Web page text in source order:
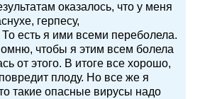
оказалось, что у меня
герпесу,
То есть я ими всеми переболела.
чтобы я этим всем болела
от этого. В итоге все хорошо,
плоду. Но все же я
такие опасные вирусы надо